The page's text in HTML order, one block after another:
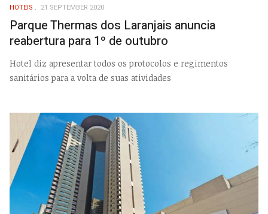
HOTEIS 21 SEPTEMBER 2020
Parque Thermas dos Laranjais anuncia
reabertura para 1º de outubro
Hotel diz apresentar todos os protocolos e regimentos
sanitários para a volta de suas atividades